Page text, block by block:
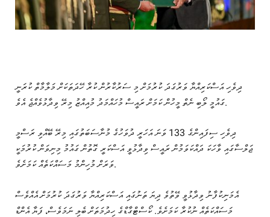
ދިވެހި އަސްކަރިއްޔާ ވަރުގަދަ ކުރުމަށް މި ސަރުކާރުން ކުރާ ހޭދަތަކަށް މަލާމާތް ކުރަނީ
ގައުމީ ލޯބި ނެތް މީހުން ކަމަށް ރައީސް މުހައްމަދު މުއިއްޒު މިރޭ ވިދާޅުވެއްޖެ އެވެ.
ދިވެހި ސިފައިންގެ 133 ވަނަ އަހަރީ ދުވަހުގެ މުނާސަބަތުގައި މިރޭ ބޭއްވި ރަސްމީ
ޖަލްސާގައި ވާހަކަ ދައްކަވަމުން ރައީސް ވިދާޅުވީ އަސްކަރީ ގޮތުން ގައުމު މިނިވަން ކުރުމަކީ
ވަރަށް މުހިންމު މަސައްކަތެއް ކަމަށެވެ.
އެމަނިކުފާނު ވިދާޅުވީ ވޭތުވެ ދިޔަ ތަނުގައި އަސްކަރިއްޔާ ވަރުގަދަ ކުރުމަށް އެއްވެސް
މަސައްކަތެއް ނުކުރާ ކަމަށެވެ. ކޯސްޓްގާޑްގެ ހިދުމަތަށް ބެލި ނަމަވެސް، ފަޔާ އެންޑް